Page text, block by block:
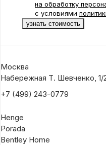
на обработку
с условиями
Москва
Набережная Т. Шевченко, 1/
+7 (499) 243-0779
Henge
Porada
Bentley Home